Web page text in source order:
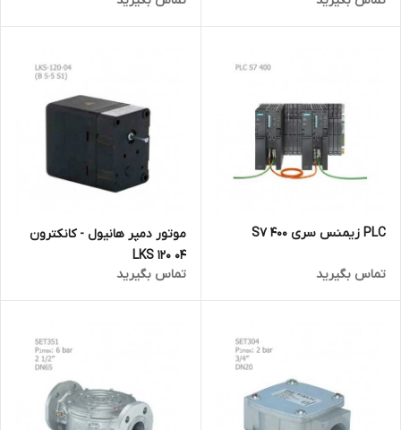
PLC زیمنس سری S7 400
تماس بگیرید
موتور دمپر هانیول - کانکترون
LKS 120 04
تماس بگیرید